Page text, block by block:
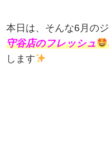
本日は、そんな6月の
守谷店のフレッシュ
します